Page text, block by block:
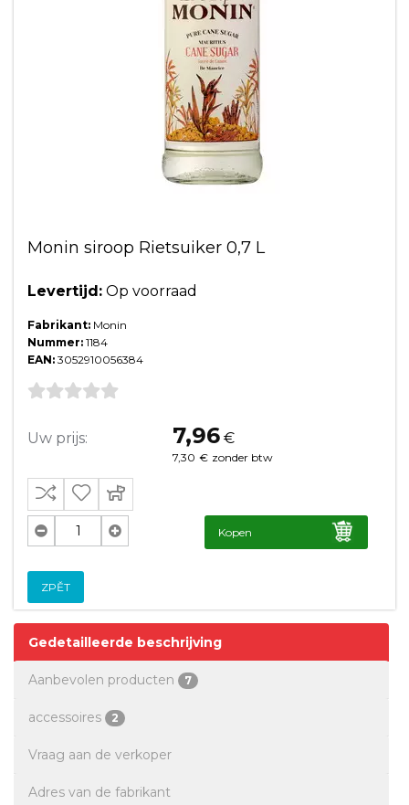
Monin siroop Rietsuiker 0,7 L
Levertijd: Op voorraad
Fabrikant: Monin
Nummer: 1184
EAN: 3052910056384
Uw prijs: 7,96 €
7,30 € zonder btw
Kopen
ZPĚT
Gedetailleerde beschrijving
Aanbevolen producten 7
accessoires 2
Vraag aan de verkoper
Adres van de fabrikant